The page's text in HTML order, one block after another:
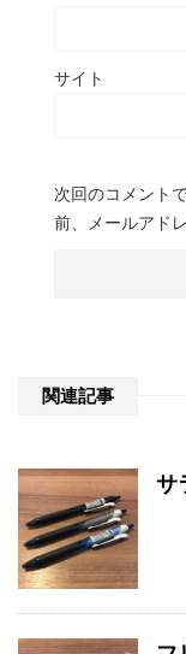
サイト
次回のコメント
前、メールアド
関連記事
サ